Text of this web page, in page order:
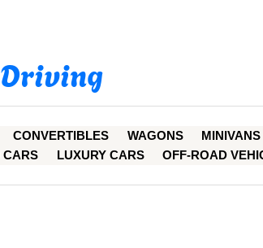
Driving
CONVERTIBLES WAGONS MINIVANS
CARS LUXURY CARS OFF-ROAD